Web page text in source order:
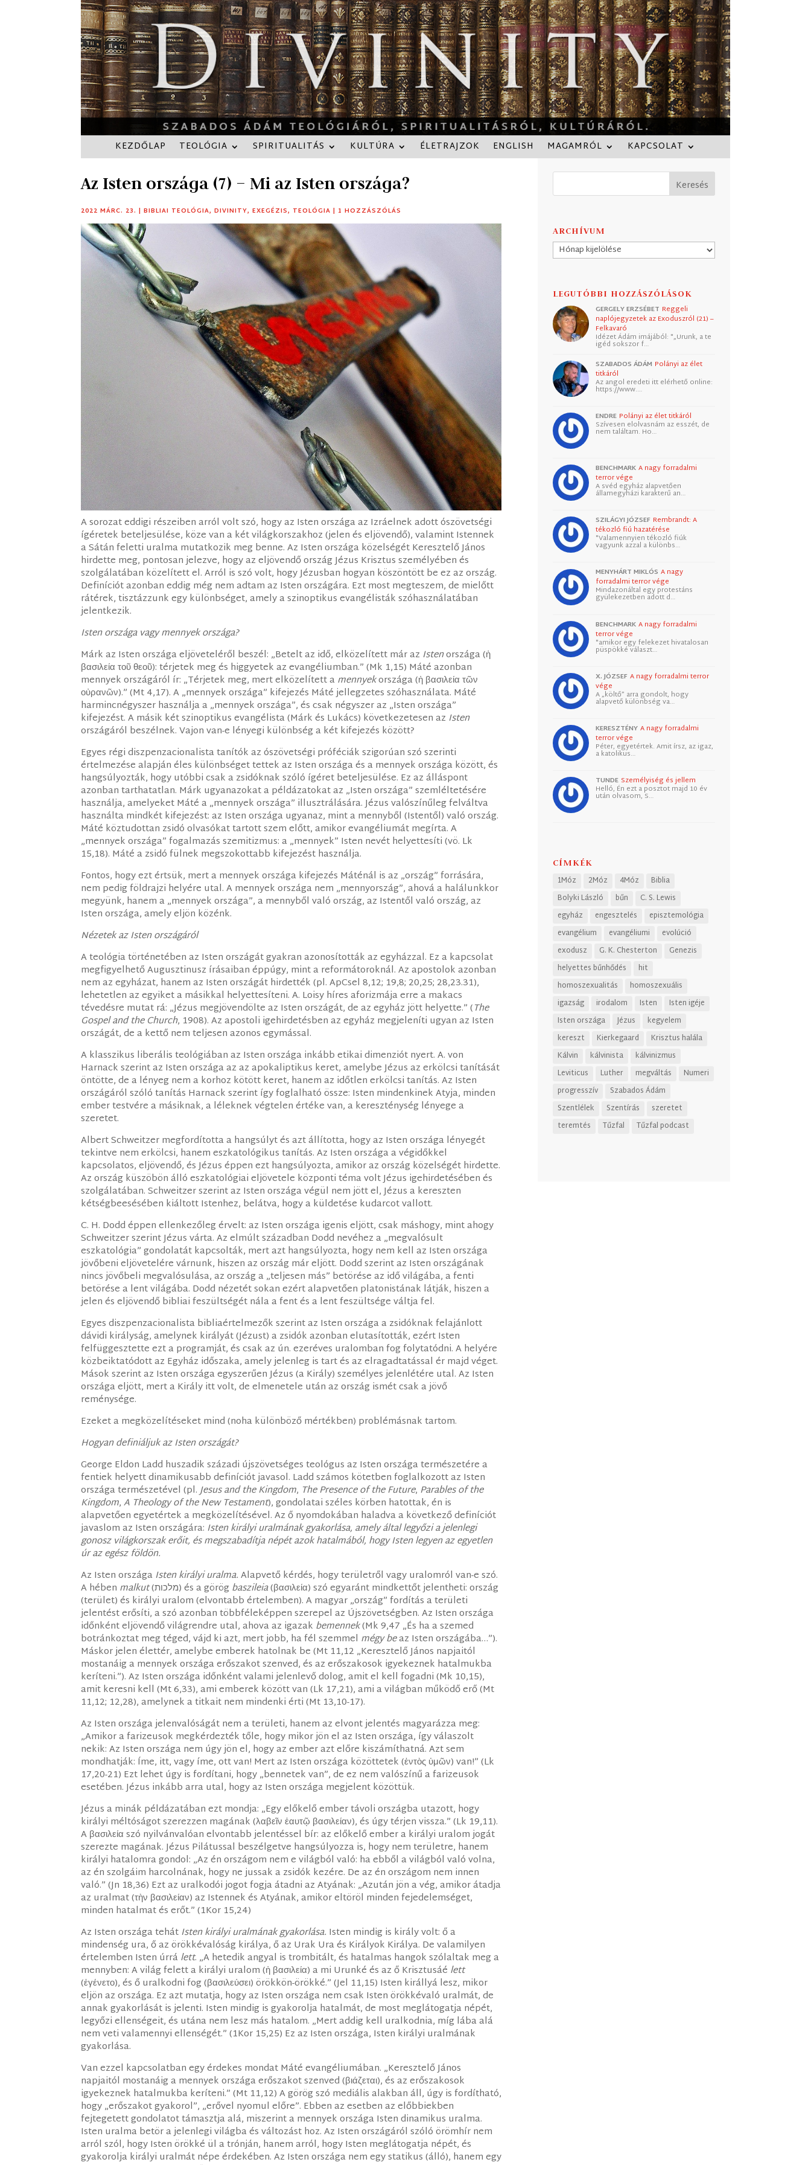
KEZDŐLAP TEOLÓGIA SPIRITUALITÁS KULTÚRA ÉLETRAJZOK ENGLISH MAGAMRÓL KAPCSOLAT
Az Isten országa (7) – Mi az Isten országa?
2022 MÁRC. 23. |BIBLIAI TEOLÓGIA,DIVINITY,EXEGÉZIS, TEOLÓGIA | 1 HOZZÁSZÓLÁS
A sorozat eddigi részeiben arról volt szó, hogy az Isten országa az Izráelnek adott ószövetségi
ígéretek beteljesülése, köze van a két világkorszakhoz (jelen és eljövendő), valamint Istennek
a Sátán feletti uralma mutatkozik meg benne. Az Isten országa közelségét Keresztelő János
hirdette meg, pontosan jelezve, hogy az eljövendő ország Jézus Krisztus személyében és
szolgálatában közelített el. Arról is szó volt, hogy Jézusban hogyan köszöntött be ez az ország.
Definíciót azonban eddig még nem adtam az Isten országára. Ezt most megteszem, de mielőtt
rátérek, tisztázzunk egy különbséget, amely a szinoptikus evangélisták szóhasználatában
jelentkezik.
Isten országa vagy mennyek országa?
Márk az Isten országa eljöveteléről beszél: „Betelt az idő, elközelített már az Istenországa (ἡ
βασιλεία τοῦ θεοῦ): térjetek meg és higgyetek az evangéliumban.” (Mk 1,15) Máté azonban
mennyek országáról ír: „Térjetek meg, mert elközelített amennyekországa (ἡ βασιλεία τῶν
οὐρανῶν).” (Mt 4,17). A „mennyek országa” kifejezés Máté jellegzetes szóhasználata. Máté
harmincnégyszer használja a „mennyek országa”, és csak négyszer az „Isten országa”
kifejezést. A másik két szinoptikus evangélista (Márk és Lukács) következetesen az Isten
országáról beszélnek. Vajon van-e lényegi különbség a két kifejezés között?
Egyes régi diszpenzacionalista tanítók az ószövetségi próféciák szigorúan szó szerinti
értelmezése alapján éles különbséget tettek az Isten országa és a mennyek országa között, és
hangsúlyozták, hogy utóbbi csak a zsidóknak szóló ígéret beteljesülése. Ez az álláspont
azonban tarthatatlan. Márk ugyanazokat a példázatokat az „Isten országa” szemléltetésére
használja, amelyeket Máté a „mennyek országa” illusztrálására. Jézus valószínűleg felváltva
használta mindkét kifejezést: az Isten országa ugyanaz, mint a mennyből (Istentől) való ország.
Máté köztudottan zsidó olvasókat tartott szem előtt, amikor evangéliumát megírta. A
„mennyek országa” fogalmazás szemitizmus: a „mennyek” Isten nevét helyettesíti (vö. Lk
15,18). Máté a zsidó fülnek megszokottabb kifejezést használja.
Fontos, hogy ezt értsük, mert a mennyek országa kifejezés Máténál is az „ország” forrására,
nem pedig földrajzi helyére utal. A mennyek országa nem „mennyország”, ahová a halálunkkor
megyünk, hanem a „mennyek országa”, a mennyből való ország, az Istentől való ország, az
Isten országa, amely eljön közénk.
Nézetek az Isten országáról
A teológia történetében az Isten országát gyakran azonosították az egyházzal. Ez a kapcsolat
megfigyelhető Augusztinusz írásaiban éppúgy, mint a reformátoroknál. Az apostolok azonban
nem az egyházat, hanem az Isten országát hirdették (pl. ApCsel 8,12; 19,8; 20,25; 28,23.31),
lehetetlen az egyiket a másikkal helyettesíteni. A. Loisy híres aforizmája erre a makacs
tévedésre mutat rá: „Jézus megjövendölte az Isten országát, de az egyház jött helyette.” (The
Gospel and the Church, 1908). Az apostoli igehirdetésben az egyház megjeleníti ugyan az Isten
országát, de a kettő nem teljesen azonos egymással.
A klasszikus liberális teológiában az Isten országa inkább etikai dimenziót nyert. A. von
Harnack szerint az Isten országa az az apokaliptikus keret, amelybe Jézus az erkölcsi tanítását
öntötte, de a lényeg nem a korhoz kötött keret, hanem az időtlen erkölcsi tanítás. Az Isten
országáról szóló tanítás Harnack szerint így foglalható össze: Isten mindenkinek Atyja, minden
ember testvére a másiknak, a léleknek végtelen értéke van, a kereszténység lényege a
szeretet.
Albert Schweitzer megfordította a hangsúlyt és azt állította, hogy az Isten országa lényegét
tekintve nem erkölcsi, hanem eszkatológikus tanítás. Az Isten országa a végidőkkel
kapcsolatos, eljövendő, és Jézus éppen ezt hangsúlyozta, amikor az ország közelségét hirdette.
Az ország küszöbön álló eszkatológiai eljövetele központi téma volt Jézus igehirdetésében és
szolgálatában. Schweitzer szerint az Isten országa végül nem jött el, Jézus a kereszten
kétségbeesésében kiáltott Istenhez, belátva, hogy a küldetése kudarcot vallott.
C. H. Dodd éppen ellenkezőleg érvelt: az Isten országa igenis eljött, csak máshogy, mint ahogy
Schweitzer szerint Jézus várta. Az elmúlt században Dodd nevéhez a „megvalósult
eszkatológia” gondolatát kapcsolták, mert azt hangsúlyozta, hogy nem kell az Isten országa
jövőbeni eljövetelére várnunk, hiszen az ország már eljött. Dodd szerint az Isten országának
nincs jövőbeli megvalósulása, az ország a „teljesen más” betörése az idő világába, a fenti
betörése a lent világába. Dodd nézetét sokan ezért alapvetően platonistának látják, hiszen a
jelen és eljövendő bibliai feszültségét nála a fent és a lent feszültsége váltja fel.
Egyes diszpenzacionalista bibliaértelmezők szerint az Isten országa a zsidóknak felajánlott
dávidi királyság, amelynek királyát (Jézust) a zsidók azonban elutasították, ezért Isten
felfüggesztette ezt a programját, és csak az ún. ezeréves uralomban fog folytatódni. A helyére
közbeiktatódott az Egyház időszaka, amely jelenleg is tart és az elragadtatással ér majd véget.
Mások szerint az Isten országa egyszerűen Jézus (a Király) személyes jelenlétére utal. Az Isten
országa eljött, mert a Király itt volt, de elmenetele után az ország ismét csak a jövő
reménysége.
Ezeket a megközelítéseket mind (noha különböző mértékben) problémásnak tartom.
Hogyan definiáljuk az Isten országát?
George Eldon Ladd huszadik századi újszövetséges teológus az Isten országa természetére a
fentiek helyett dinamikusabb definíciót javasol. Ladd számos kötetben foglalkozott az Isten
országa természetével (pl.Jesus and the Kingdom, The Presence of the Future, Parables of the
Kingdom,A Theology of the New Testament), gondolatai széles körben hatottak, én is
alapvetően egyetértek a megközelítésével. Az ő nyomdokában haladva a következő definíciót
javaslom az Isten országára: Isten királyi uralmának gyakorlása, amely által legyőzi a jelenlegi
gonosz világkorszak erőit, és megszabadítja népét azok hatalmából, hogy Isten legyen az egyetlen
úr az egész földön.
Az Isten országaIsten királyi uralma.Alapvető kérdés, hogy területről vagy uralomról van-e szó.
A hében malkut (מלכות) és a görögbaszileia(βασιλεία) szó egyaránt mindkettőt jelentheti: ország
(terület) és királyi uralom (elvontabb értelemben). A magyar „ország” fordítás a területi
jelentést erősíti, a szó azonban többféleképpen szerepel az Újszövetségben. Az Isten országa
időnként eljövendő világrendre utal, ahova az igazak bemennek(Mk 9,47 „És ha a szemed
botránkoztat meg téged, vájd ki azt, mert jobb, ha fél szemmel mégy beaz Isten országába…”).
Máskor jelen élettér, amelybe emberek hatolnak be (Mt 11,12 „Keresztelő János napjaitól
mostanáig a mennyek országa erőszakot szenved, és az erőszakosok igyekeznek hatalmukba
keríteni.”). Az Isten országa időnként valami jelenlevő dolog, amit el kell fogadni (Mk 10,15),
amit keresni kell (Mt 6,33), ami emberek között van (Lk 17,21), ami a világban működő erő (Mt
11,12; 12,28), amelynek a titkait nem mindenki érti (Mt 13,10-17).
Az Isten országa jelenvalóságát nem a területi, hanem az elvont jelentés magyarázza meg:
„Amikor a farizeusok megkérdezték tőle, hogy mikor jön el az Isten országa, így válaszolt
nekik: Az Isten országa nem úgy jön el, hogy az ember azt előre kiszámíthatná. Azt sem
mondhatják: Íme, itt, vagy íme, ott van! Mert az Isten országa közöttetek (ἐντὸς ὑμῶν) van!” (Lk
17,20-21) Ezt lehet úgy is fordítani, hogy „bennetek van”, de ez nem valószínű a farizeusok
esetében. Jézus inkább arra utal, hogy az Isten országa megjelent közöttük.
Jézus a minák példázatában ezt mondja: „Egy előkelő ember távoli országba utazott, hogy
királyi méltóságot szerezzen magának (λαβεῖν ἑαυτῷ βασιλείαν), és úgy térjen vissza.” (Lk 19,11).
A βασιλεία szó nyilvánvalóan elvontabb jelentéssel bír: az előkelő ember a királyi uralom jogát
szerezte magának. Jézus Pilátussal beszélgetve hangsúlyozza is, hogy nem területre, hanem
királyi hatalomra gondol: „Az én országom nem e világból való: ha ebből a világból való volna,
az én szolgáim harcolnának, hogy ne jussak a zsidók kezére. De az én országom nem innen
való.” (Jn 18,36) Ezt az uralkodói jogot fogja átadni az Atyának: „Azután jön a vég, amikor átadja
az uralmat (τὴν βασιλείαν) az Istennek és Atyának, amikor eltöröl minden fejedelemséget,
minden hatalmat és erőt.” (1Kor 15,24)
Az Isten országa tehátIsten királyi uralmának gyakorlása. Isten mindig is király volt: ő a
mindenség ura, ő az örökkévalóság királya, ő az Urak Ura és Királyok Királya. De valamilyen
értelemben Isten úrrálett. „A hetedik angyal is trombitált, és hatalmas hangok szólaltak meg a
mennyben: A világ felett a királyi uralom (ἡ βασιλεία) a mi Urunké és az ő Krisztusáé lett
(ἐγένετο), és ő uralkodni fog (βασιλεύσει) örökkön-örökké.” (Jel 11,15) Isten királlyá lesz, mikor
eljön az országa. Ez azt mutatja, hogy az Isten országa nem csak Isten örökkévaló uralmát, de
annak gyakorlását is jelenti. Isten mindig is gyakorolja hatalmát, de most meglátogatja népét,
legyőzi ellenségeit, és utána nem lesz más hatalom. „Mert addig kell uralkodnia, míg lába alá
nem veti valamennyi ellenségét.” (1Kor 15,25) Ez az Isten országa, Isten királyi uralmának
gyakorlása.
Van ezzel kapcsolatban egy érdekes mondat Máté evangéliumában. „Keresztelő János
napjaitól mostanáig a mennyek országa erőszakot szenved (βιάζεται), és az erőszakosok
igyekeznek hatalmukba keríteni.” (Mt 11,12) A görög szó mediális alakban áll, úgy is fordítható,
hogy „erőszakot gyakorol”, „erővel nyomul előre”. Ebben az esetben az előbbiekben
fejtegetett gondolatot támasztja alá, miszerint a mennyek országa Isten dinamikus uralma.
Isten uralma betör a jelenlegi világba és változást hoz. Az Isten országáról szóló örömhír nem
arról szól, hogy Isten örökké ül a trónján, hanem arról, hogy Isten meglátogatja népét, és
gyakorolja királyi uralmát népe érdekében. Az Isten országa nem egy statikus (álló), hanem egy
ARCHÍVUM
Archívum
LEGUTÓBBI HOZZÁSZÓLÁSOK
GERGELY ERZSÉBET Reggeli
naplójegyzetek az Exoduszról (21) –
Felkavaró
Idézet Ádám imájából: "„Urunk, a te
igéd sokszor f…
SZABADOS ÁDÁM Polányi az élet
titkáról
Az angol eredeti itt elérhető online:
https://www.…
ENDRE Polányi az élet titkáról
Szívesen elolvasnám az esszét, de
nem találtam. Ho…
BENCHMARK A nagy forradalmi
terror vége
A svéd egyház alapvetően
államegyházi karakterű an…
SZILÁGYI JÓZSEF Rembrandt: A
tékozló fiú hazatérése
"Valamennyien tékozló fiúk
vagyunk azzal a különbs…
MENYHÁRT MIKLÓS A nagy
forradalmi terror vége
Mindazonáltal egy protestáns
gyülekezetben adott d…
BENCHMARK A nagy forradalmi
terror vége
"amikor egy felekezet hivatalosan
püspökké választ…
X. JÓZSEF A nagy forradalmi terror
vége
A „költő” arra gondolt, hogy
alapvető különbség va…
KERESZTÉNY A nagy forradalmi
terror vége
Péter, egyetértek. Amit írsz, az igaz,
a katolikus…
TUNDE Személyiség és jellem
Helló, Én ezt a posztot majd 10 év
után olvasom, S…
CÍMKÉK
1Móz 2Móz 4Móz
Biblia
Bolyki László
bűn
C. S. Lewis
egyház
engesztelés
episztemológia
evangélium
evangéliumi
evolúció
exodusz
G. K. Chesterton
Genezis
helyettes bűnhődés
hit
homoszexualitás
homoszexuális
igazság
irodalom Isten
Isten igéje
Isten országa
Jézus
kegyelem
kereszt
Kierkegaard
Krisztus halála
Kálvin
kálvinista
kálvinizmus
Leviticus
Luther megváltás
Numeri
progresszív
Szabados Ádám
Szentlélek
Szentírás
szeretet
teremtés
Tűzfal Tűzfal podcast